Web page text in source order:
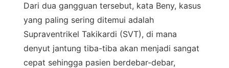
Dari dua gangguan tersebut, kata Beny, kasus
yang paling sering ditemui adalah
Supraventrikel Takikardi (SVT), di mana
denyut jantung tiba-tiba akan menjadi sangat
cepat sehingga pasien berdebar-debar,